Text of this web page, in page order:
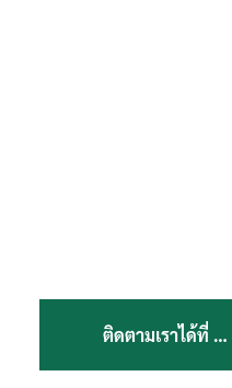
ติดตามเราได้ที่ …